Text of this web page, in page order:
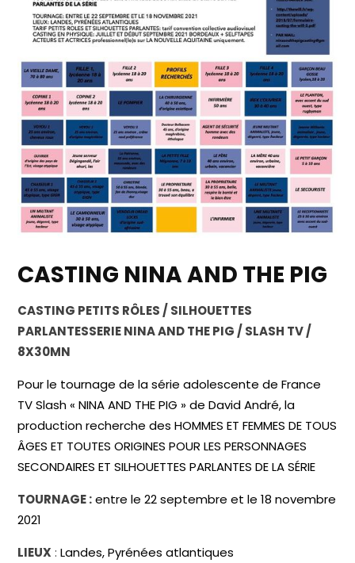
CASTING NINA AND THE PIG
CASTING PETITS RÔLES / SILHOUETTES
PARLANTESSERIE NINA AND THE PIG / SLASH TV /
8X30MN
Pour le tournage de la série adolescente de France
TV Slash « NINA AND THE PIG » de David André, la
production recherche des HOMMES ET FEMMES DE TOUS
ÂGES ET TOUTES ORIGINES POUR LES PERSONNAGES
SECONDAIRES ET SILHOUETTES PARLANTES DE LA SÉRIE
TOURNAGE : entre le 22 septembre et le 18 novembre
2021
LIEUX : Landes, Pyrénées atlantiques